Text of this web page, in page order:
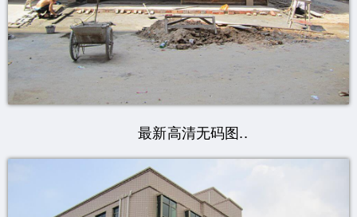
最新高清无码图..